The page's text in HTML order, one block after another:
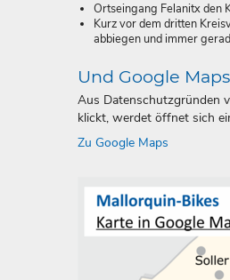
Ortseingang Felanitx den
Kurz vor dem dritten
abbiegen und immer
Und Google
Aus Datenschutzgründen
klickt, werdet öffnet sich
Zu Google Maps